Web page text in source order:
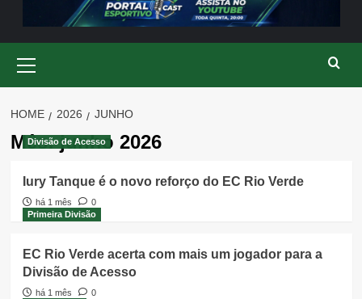
Menu
HOME 2026 JUNHO
Mês:junho 2026
Divisão de Acesso
Iury Tanque é o novo reforço do EC Rio Verde
há 1 mês
0
Primeira Divisão
EC Rio Verde acerta com mais um jogador para a
Divisão de Acesso
há 1 mês
0